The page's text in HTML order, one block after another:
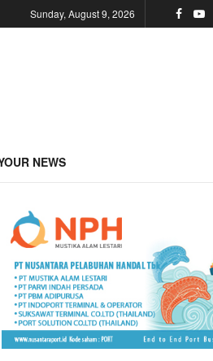
Sunday, August 9, 2026
NEWS